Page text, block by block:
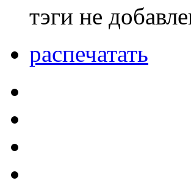
тэги не
распечатать